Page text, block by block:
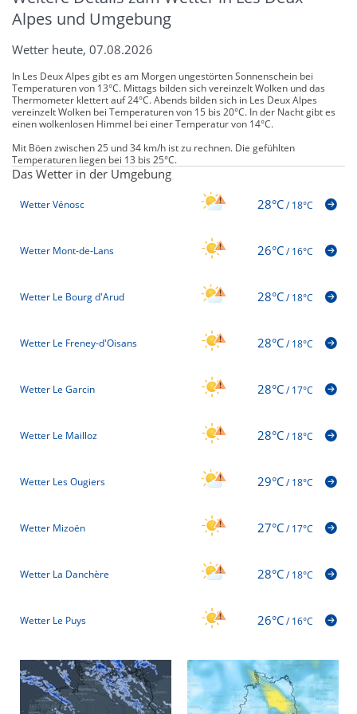
Alpes und Umgebung
Wetter heute, 07.08.2026
In Les Deux Alpes gibt es am Morgen ungestörten Sonnenschein bei
Temperaturen von 13°C. Mittags bilden sich vereinzelt Wolken und das
Thermometer klettert auf 24°C. Abends bilden sich in Les Deux Alpes
vereinzelt Wolken bei Temperaturen von 15 bis 20°C. In der Nacht gibt es
einen wolkenlosen Himmel bei einer Temperatur von 14°C.
Mit Böen zwischen 25 und 34 km/h ist zu rechnen. Die gefühlten
Temperaturen liegen bei 13 bis 25°C.
Das Wetter in der Umgebung
Wetter Vénosc 28°C/18°C
Wetter Mont-de-Lans 26°C/16°C
Wetter Le Bourg d'Arud 28°C/18°C
Wetter Le Freney-d'Oisans 28°C/18°C
Wetter Le Garcin 28°C/17°C
Wetter Le Mailloz 28°C/18°C
Wetter Les Ougiers 29°C/18°C
Wetter Mizoën 27°C/17°C
Wetter La Danchère 28°C/18°C
Wetter Le Puys 26°C/16°C